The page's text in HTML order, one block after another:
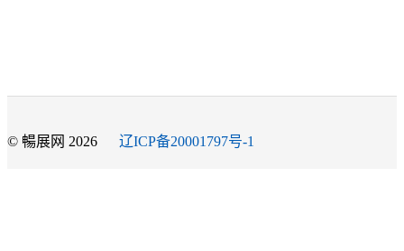
© 暢展网 2026 辽ICP备20001797号-1